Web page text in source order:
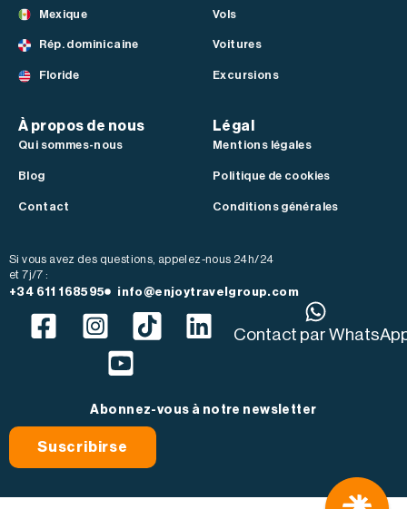
Mexique
Rép. dominicaine
Floride
Vols
Voitures
Excursions
À propos de nous
Qui sommes-nous
Blog
Contact
Légal
Mentions légales
Politique de cookies
Conditions générales
Si vous avez des questions, appelez-nous 24h/24
et 7j/7 :
+34 611 168595 info@enjoytravelgroup.com
Contact par
Abonnez-vous à notre newsletter
Suscribirse